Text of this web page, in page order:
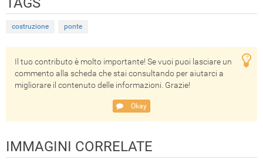
costruzione ponte
Il tuo contributo è molto importante! Se vuoi puoi lasciare un
commento alla scheda che stai consultando per aiutarci a
migliorare il contenuto delle informazioni. Grazie!
Okay
IMMAGINI CORRELATE